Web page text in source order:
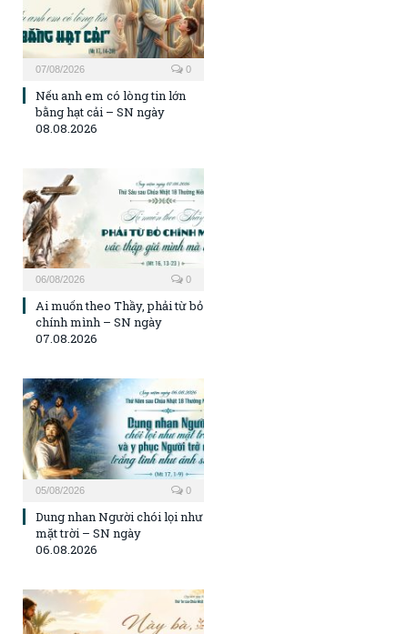
07/08/2026 0
Nếu anh em có lòng tin lớn
bằng hạt cải – SN ngày
08.08.2026
06/08/2026 0
Ai muốn theo Thầy, phải từ bỏ
chính mình – SN ngày
07.08.2026
05/08/2026 0
Dung nhan Người chói lọi như
mặt trời – SN ngày
06.08.2026